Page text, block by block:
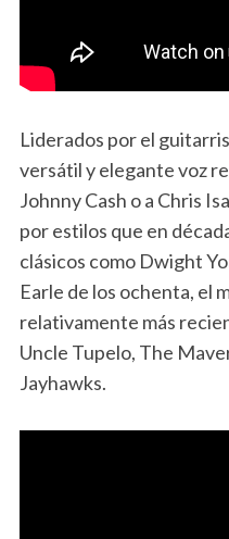
Liderados por el
versátil y elegante voz
Johnny Cash o a Chris
por estilos que en
clásicos como Dwight
Earle de los ochenta, el
relativamente más
Uncle Tupelo, The
Jayhawks.